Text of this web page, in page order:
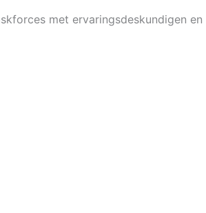
met ervaringsdeskundigen en